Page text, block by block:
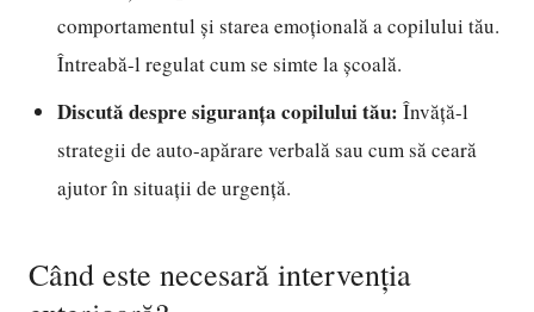
comportamentul și starea emoțională a copilului tău.
Întreabă-l regulat cum se simte la școală.
Discută despre siguranța copilului tău: Învăță-l
strategii de auto-apărare verbală sau cum să ceară
ajutor în situații de urgență.
Când este necesară intervenția